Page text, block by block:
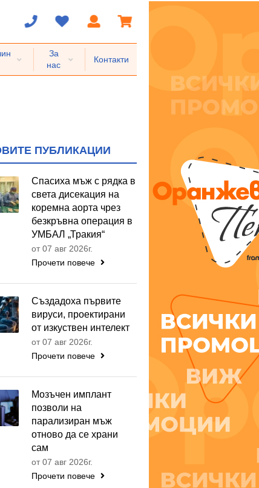
За
нас
Контакти
ПУБЛИКАЦИИ
Спасиха мъж с рядка в
света дисекация на
коремна аорта чрез
безкръвна операция в
УМБАЛ „Тракия“
от 07 авг 2026г.
Прочети повече
Създадоха първите
вируси, проектирани
от изкуствен интелект
от 07 авг 2026г.
Прочети повече
Мозъчен имплант
позволи на
парализиран мъж
отново да се храни
сам
от 07 авг 2026г.
Прочети повече